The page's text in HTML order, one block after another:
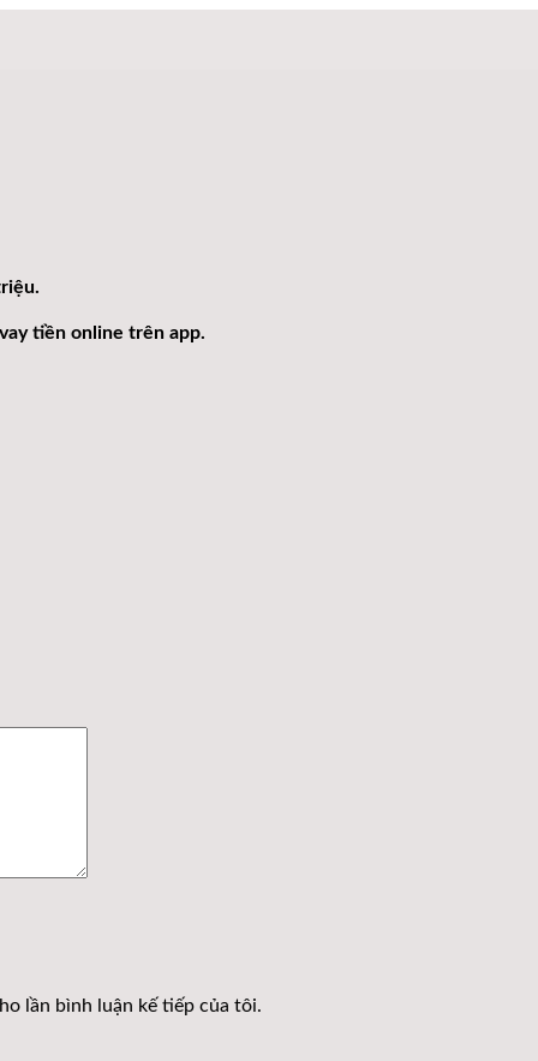
tiền online trên app.
lần bình luận kế tiếp của tôi.